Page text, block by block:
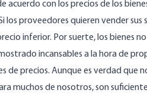
acuerdo con los precios de los
proveedores quieren vender sus
inferior. Por suerte, los bienes
incansables a la hora de
de precios. Aunque es verdad que
muchos de nosotros, son